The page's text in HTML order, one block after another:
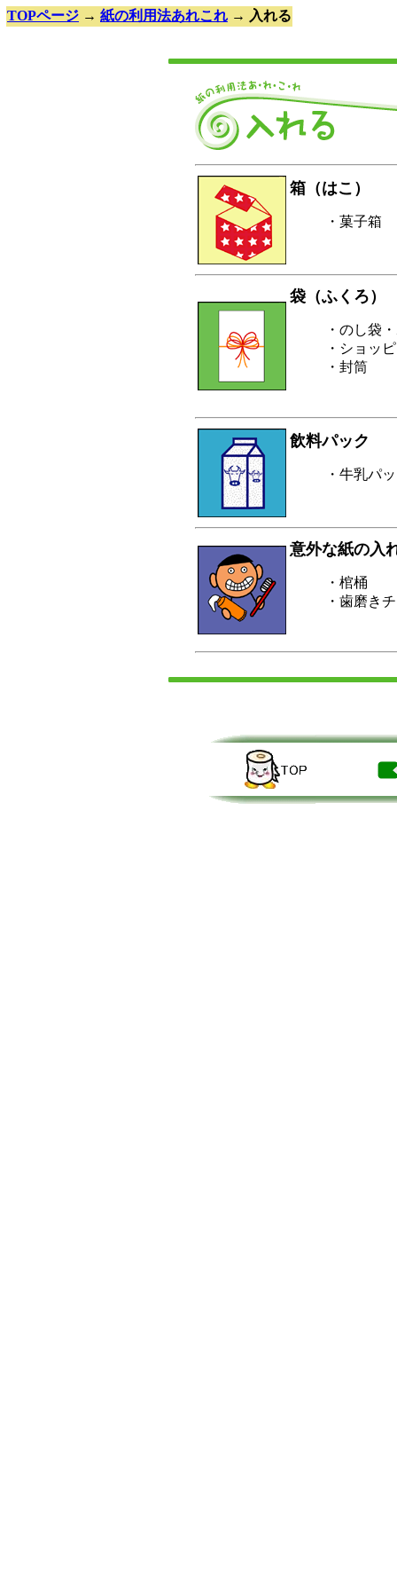
TOPページ → 紙の利用法あれこれ → 入れる
箱（はこ）
・菓子箱
袋（ふくろ）
・のし袋
・ショッ
・封筒
飲料パック
・牛乳パ
意外な紙の入
・棺桶
・歯磨き